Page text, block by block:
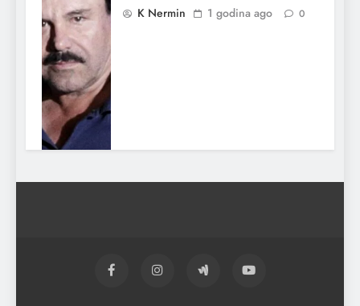
K Nermin 1 godina ago 0
Indija potvrdila da je napala